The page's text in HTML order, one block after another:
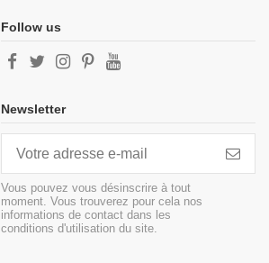
Follow us
Newsletter
Vous pouvez vous désinscrire à tout
moment. Vous trouverez pour cela nos
informations de contact dans les
conditions d'utilisation du site.